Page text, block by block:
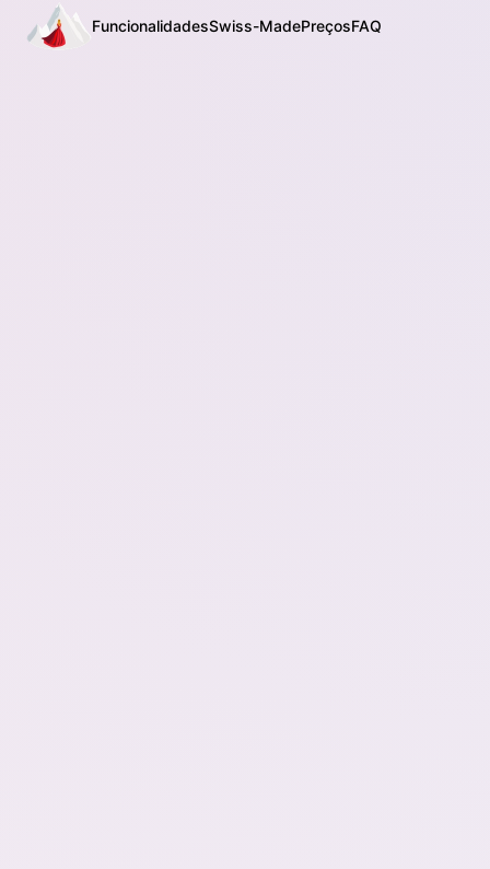
FuncionalidadesSwiss-MadePreçosFAQ